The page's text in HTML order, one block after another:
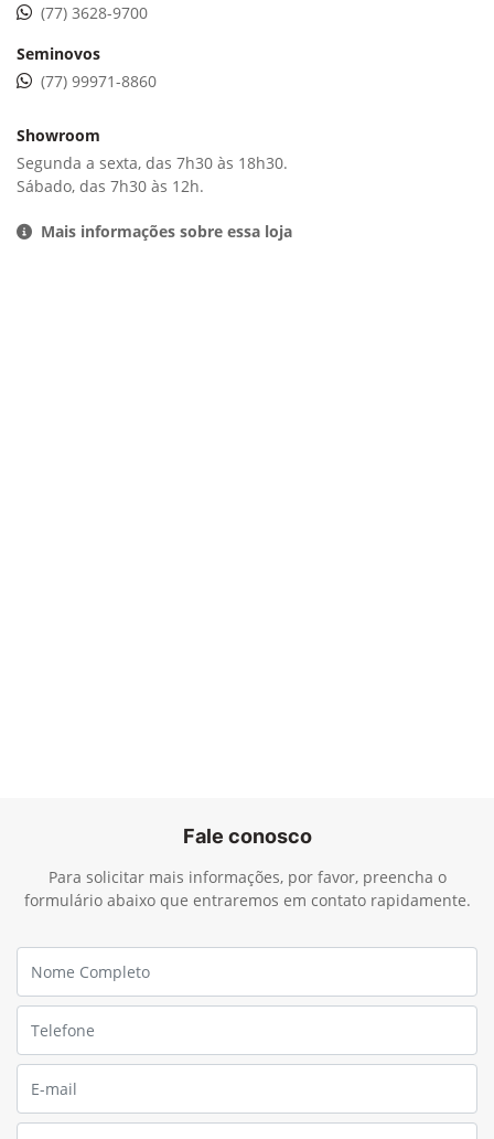
(77) 3628-9700
Seminovos
(77) 99971-8860
Showroom
Segunda a sexta, das 7h30 às 18h30.
Sábado, das 7h30 às 12h.
Mais informações sobre essa loja
Fale conosco
Para solicitar mais informações, por favor, preencha o
formulário abaixo que entraremos em contato rapidamente.